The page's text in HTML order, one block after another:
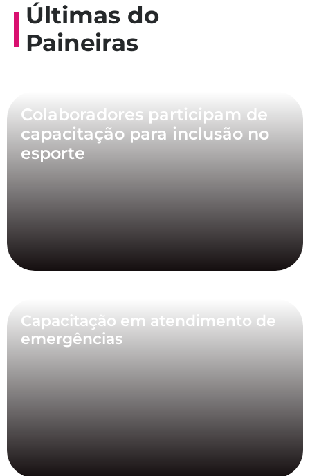
Últimas do
Paineiras
Colaboradores participam de
capacitação para inclusão no
esporte
Capacitação em atendimento de
emergências